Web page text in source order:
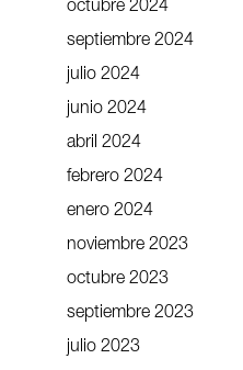
octubre 2024
septiembre 2024
julio 2024
junio 2024
abril 2024
febrero 2024
enero 2024
noviembre 2023
octubre 2023
septiembre 2023
julio 2023